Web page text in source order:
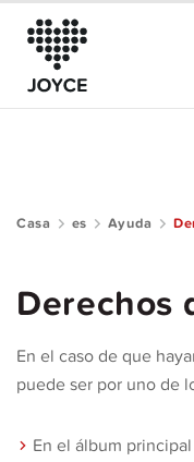
Casa es Ayuda
Derechos
En el caso de que
puede ser por uno de
En el álbum
El Club
Guía de la comunidad